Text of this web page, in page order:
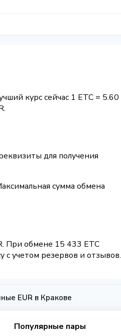
курс сейчас 1 ETC = 5.60
для получения
сумма обмена
При обмене 15 433 ETC
учетом резервов и отзывов.
EUR в Кракове
Популярные пары